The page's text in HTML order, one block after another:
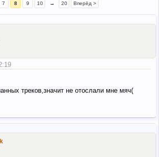
7 8 9 10 → 20 Вперёд >
треков,значит не отослали мне мяч(